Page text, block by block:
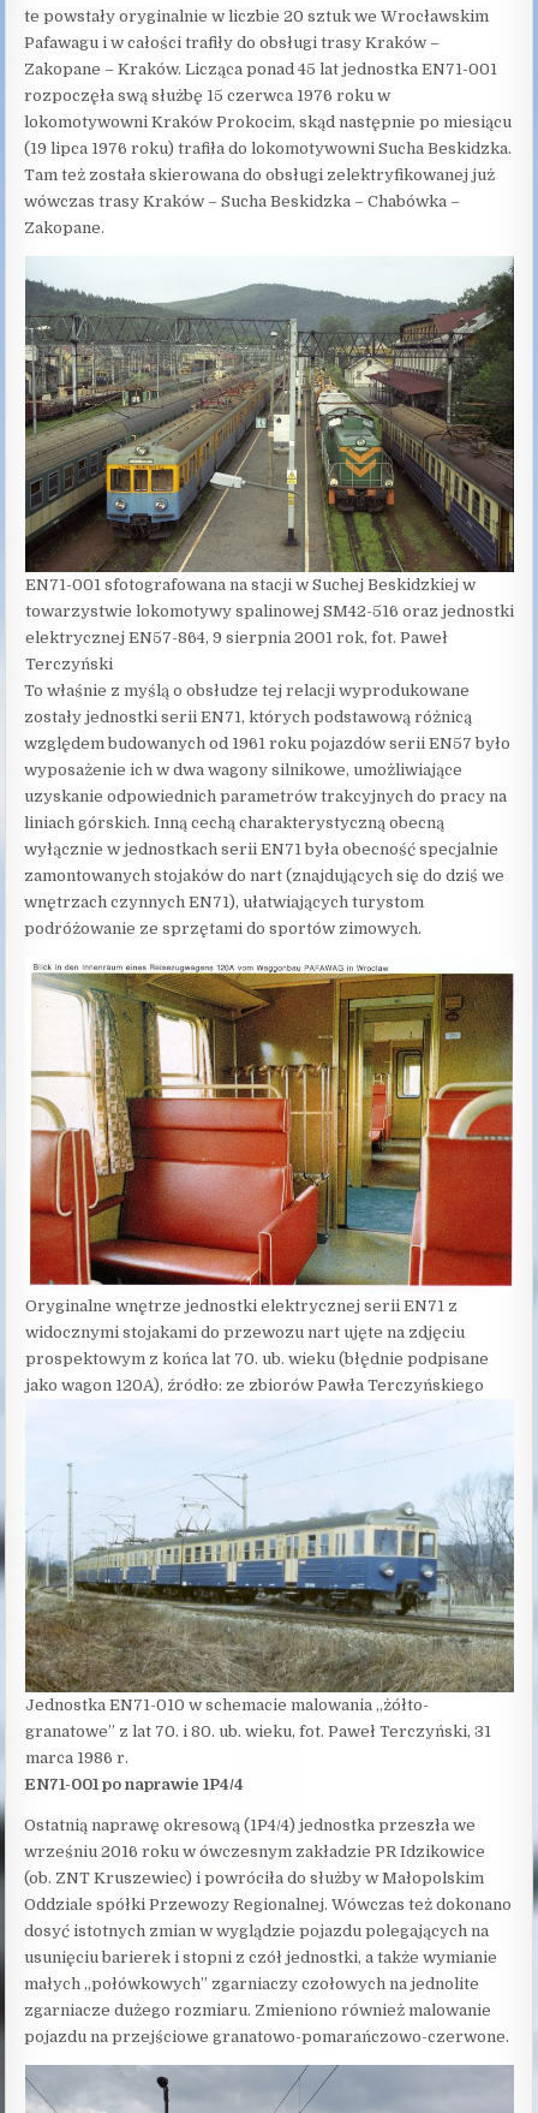
te powstały oryginalnie w liczbie 20 sztuk we Wrocławskim
Pafawagu i w całości trafiły do obsługi trasy Kraków –
Zakopane – Kraków. Licząca ponad 45 lat jednostka EN71-001
rozpoczęła swą służbę 15 czerwca 1976 roku w
lokomotywowni Kraków Prokocim, skąd następnie po miesiącu
(19 lipca 1976 roku) trafiła do lokomotywowni Sucha Beskidzka.
Tam też została skierowana do obsługi zelektryfikowanej już
wówczas trasy Kraków – Sucha Beskidzka – Chabówka –
Zakopane.
EN71-001 sfotografowana na stacji w Suchej Beskidzkiej w
towarzystwie lokomotywy spalinowej SM42-516 oraz jednostki
elektrycznej EN57-864, 9 sierpnia 2001 rok, fot. Paweł
Terczyński
To właśnie z myślą o obsłudze tej relacji wyprodukowane
zostały jednostki serii EN71, których podstawową różnicą
względem budowanych od 1961 roku pojazdów serii EN57 było
wyposażenie ich w dwa wagony silnikowe, umożliwiające
uzyskanie odpowiednich parametrów trakcyjnych do pracy na
liniach górskich. Inną cechą charakterystyczną obecną
wyłącznie w jednostkach serii EN71 była obecność specjalnie
zamontowanych stojaków do nart (znajdujących się do dziś we
wnętrzach czynnych EN71), ułatwiających turystom
podróżowanie ze sprzętami do sportów zimowych.
Oryginalne wnętrze jednostki elektrycznej serii EN71 z
widocznymi stojakami do przewozu nart ujęte na zdjęciu
prospektowym z końca lat 70. ub. wieku (błędnie podpisane
jako wagon 120A), źródło: ze zbiorów Pawła Terczyńskiego
Jednostka EN71-010 w schemacie malowania „żółto-
granatowe” z lat 70. i 80. ub. wieku, fot. Paweł Terczyński, 31
marca 1986 r.
EN71-001 po naprawie 1P4/4
Ostatnią naprawę okresową (1P4/4) jednostka przeszła we
wrześniu 2016 roku w ówczesnym zakładzie PR Idzikowice
(ob. ZNT Kruszewiec) i powróciła do służby w Małopolskim
Oddziale spółki Przewozy Regionalnej. Wówczas też dokonano
dosyć istotnych zmian w wyglądzie pojazdu polegających na
usunięciu barierek i stopni z czół jednostki, a także wymianie
małych „połówkowych” zgarniaczy czołowych na jednolite
zgarniacze dużego rozmiaru. Zmieniono również malowanie
pojazdu na przejściowe granatowo-pomarańczowo-czerwone.